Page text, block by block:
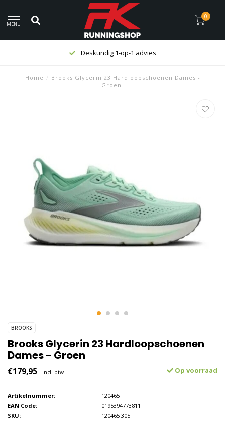
MENU
0
Deskundig 1-op-1 advies
Home / Brooks Glycerin 23 Hardloopschoenen Dames -
Groen
BROOKS
Brooks Glycerin 23 Hardloopschoenen
Dames - Groen
€179,95 Incl. btw Op voorraad
Artikelnummer:
120465
EAN Code:
0195394773811
SKU:
120465 305